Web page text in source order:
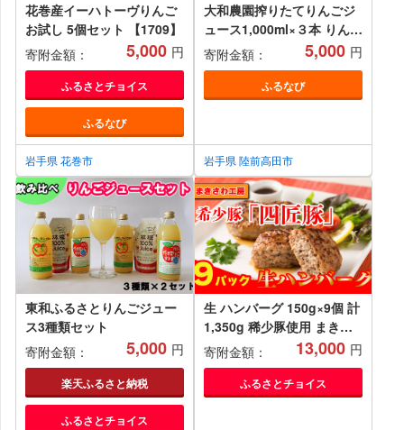
花巻産イーハトーヴりんご
お試し 5個セット 【1709】
寄附金額：
5,000 円
ふるさとチョイス
ふるなび
岩手県 花巻市
大和農園搾りたてりんごジ
ュース1,000ml×３本 りんご
岩手 陸前高田 農業
寄附金額： 5,000 円
ふるなび
岩手県 陸前高田市
東和ふるさとりんごジュー
ス3種類セット
寄附金額：
5,000 円
楽天ふるさと納税
ふるさとチョイス
生 ハンバーグ 150g×9個 計
1,350g 稀少豚使用 まきさ
わ工房 S-4 肉 豚肉 牛肉 手
作り 小分け 冷凍 おかず 主
菜 お弁当 焼くだけ 簡単 真
空パック ストック 便利 レ
寄附金額： 13,000 円
ふるさとチョイス